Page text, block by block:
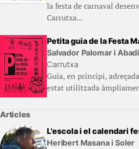
la festa de carnaval
Carrutxa...
Petita guia de la Festa
Salvador Palomar i
Carrutxa
Guia, en principi,
estat utilitzada
Articles
L'escola i el calendari
Heribert Masana i Soler